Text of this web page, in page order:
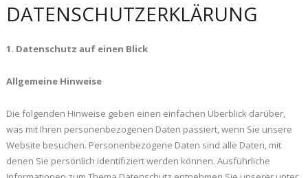
DATENSCHUTZERKLÄRUNG
1. Datenschutz auf einen Blick
Allgemeine Hinweise
Die folgenden Hinweise geben einen einfachen Überblick darüber,
was mit Ihren personenbezogenen Daten passiert, wenn Sie unsere
Website besuchen. Personenbezogene Daten sind alle Daten, mit
denen Sie persönlich identifiziert werden können. Ausführliche